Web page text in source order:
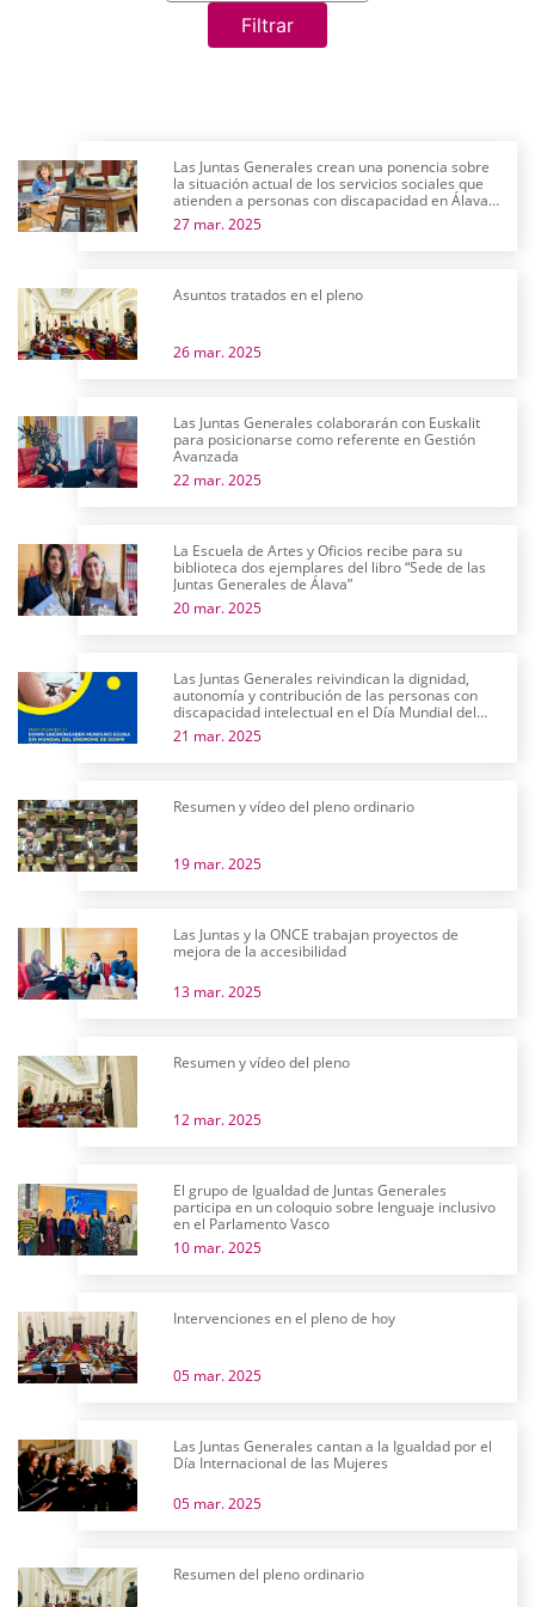
Filtrar
Las Juntas Generales crean una ponencia sobre
la situación actual de los servicios sociales que
atienden a personas con discapacidad en Álava y
su futuro próximo
27 mar. 2025
Asuntos tratados en el pleno
26 mar. 2025
Las Juntas Generales colaborarán con Euskalit
para posicionarse como referente en Gestión
Avanzada
22 mar. 2025
La Escuela de Artes y Oficios recibe para su
biblioteca dos ejemplares del libro “Sede de las
Juntas Generales de Álava”
20 mar. 2025
Las Juntas Generales reivindican la dignidad,
autonomía y contribución de las personas con
discapacidad intelectual en el Día Mundial del
Síndrome de Down
21 mar. 2025
Resumen y vídeo del pleno ordinario
19 mar. 2025
Las Juntas y la ONCE trabajan proyectos de
mejora de la accesibilidad
13 mar. 2025
Resumen y vídeo del pleno
12 mar. 2025
El grupo de Igualdad de Juntas Generales
participa en un coloquio sobre lenguaje inclusivo
en el Parlamento Vasco
10 mar. 2025
Intervenciones en el pleno de hoy
05 mar. 2025
Las Juntas Generales cantan a la Igualdad por el
Día Internacional de las Mujeres
05 mar. 2025
Resumen del pleno ordinario